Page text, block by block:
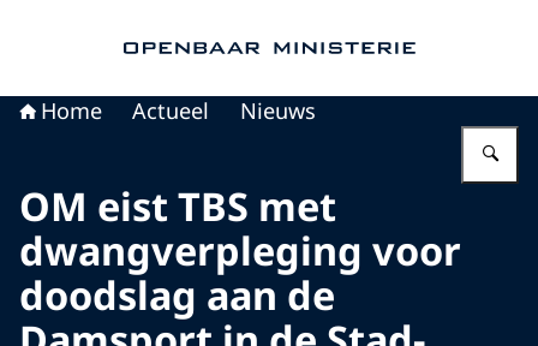
Home Actueel Nieuws
OM eist TBS met
dwangverpleging voor
doodslag aan de